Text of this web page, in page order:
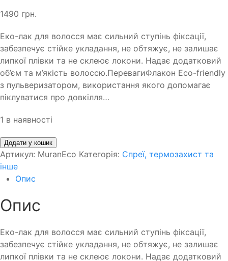
1490 грн.
Еко-лак для волосся має сильний ступінь фіксації,
забезпечує стійке укладання, не обтяжує, не залишає
липкої плівки та не склеює локони. Надає додатковий
об’єм та м’якість волоссю.ПеревагиФлакон Eco-friendly
з пульверизатором, використання якого допомагає
піклуватися про довкілля…
1 в наявності
Додати у кошик
Артикул: MuranEco Категорія: Спреї, термозахист та
інше
Опис
Опис
Еко-лак для волосся має сильний ступінь фіксації,
забезпечує стійке укладання, не обтяжує, не залишає
липкої плівки та не склеює локони. Надає додатковий